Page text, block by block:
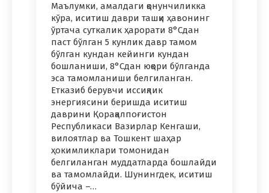
Маълумки, амалдаги қонунчиликка
кўра, иситиш даври ташқи ҳавонинг
ўртача суткалик ҳарорати 8°Сдан
паст бўлган 5 кунлик давр тамом
бўлган кундан кейинги кундан
бошланиши, 8°Сдан юқори бўлганда
эса тамомланиши белгиланган.
Етказиб берувчи иссиқлик
энергиясини беришда иситиш
даврини Қорақалпоғистон
Республикаси Вазирлар Кенгаши,
вилоятлар ва Тошкент шаҳар
ҳокимликлари томонидан
белгиланган муддатларда бошлайди
ва тамомлайди. Шунингдек, иситиш
бўйича –…